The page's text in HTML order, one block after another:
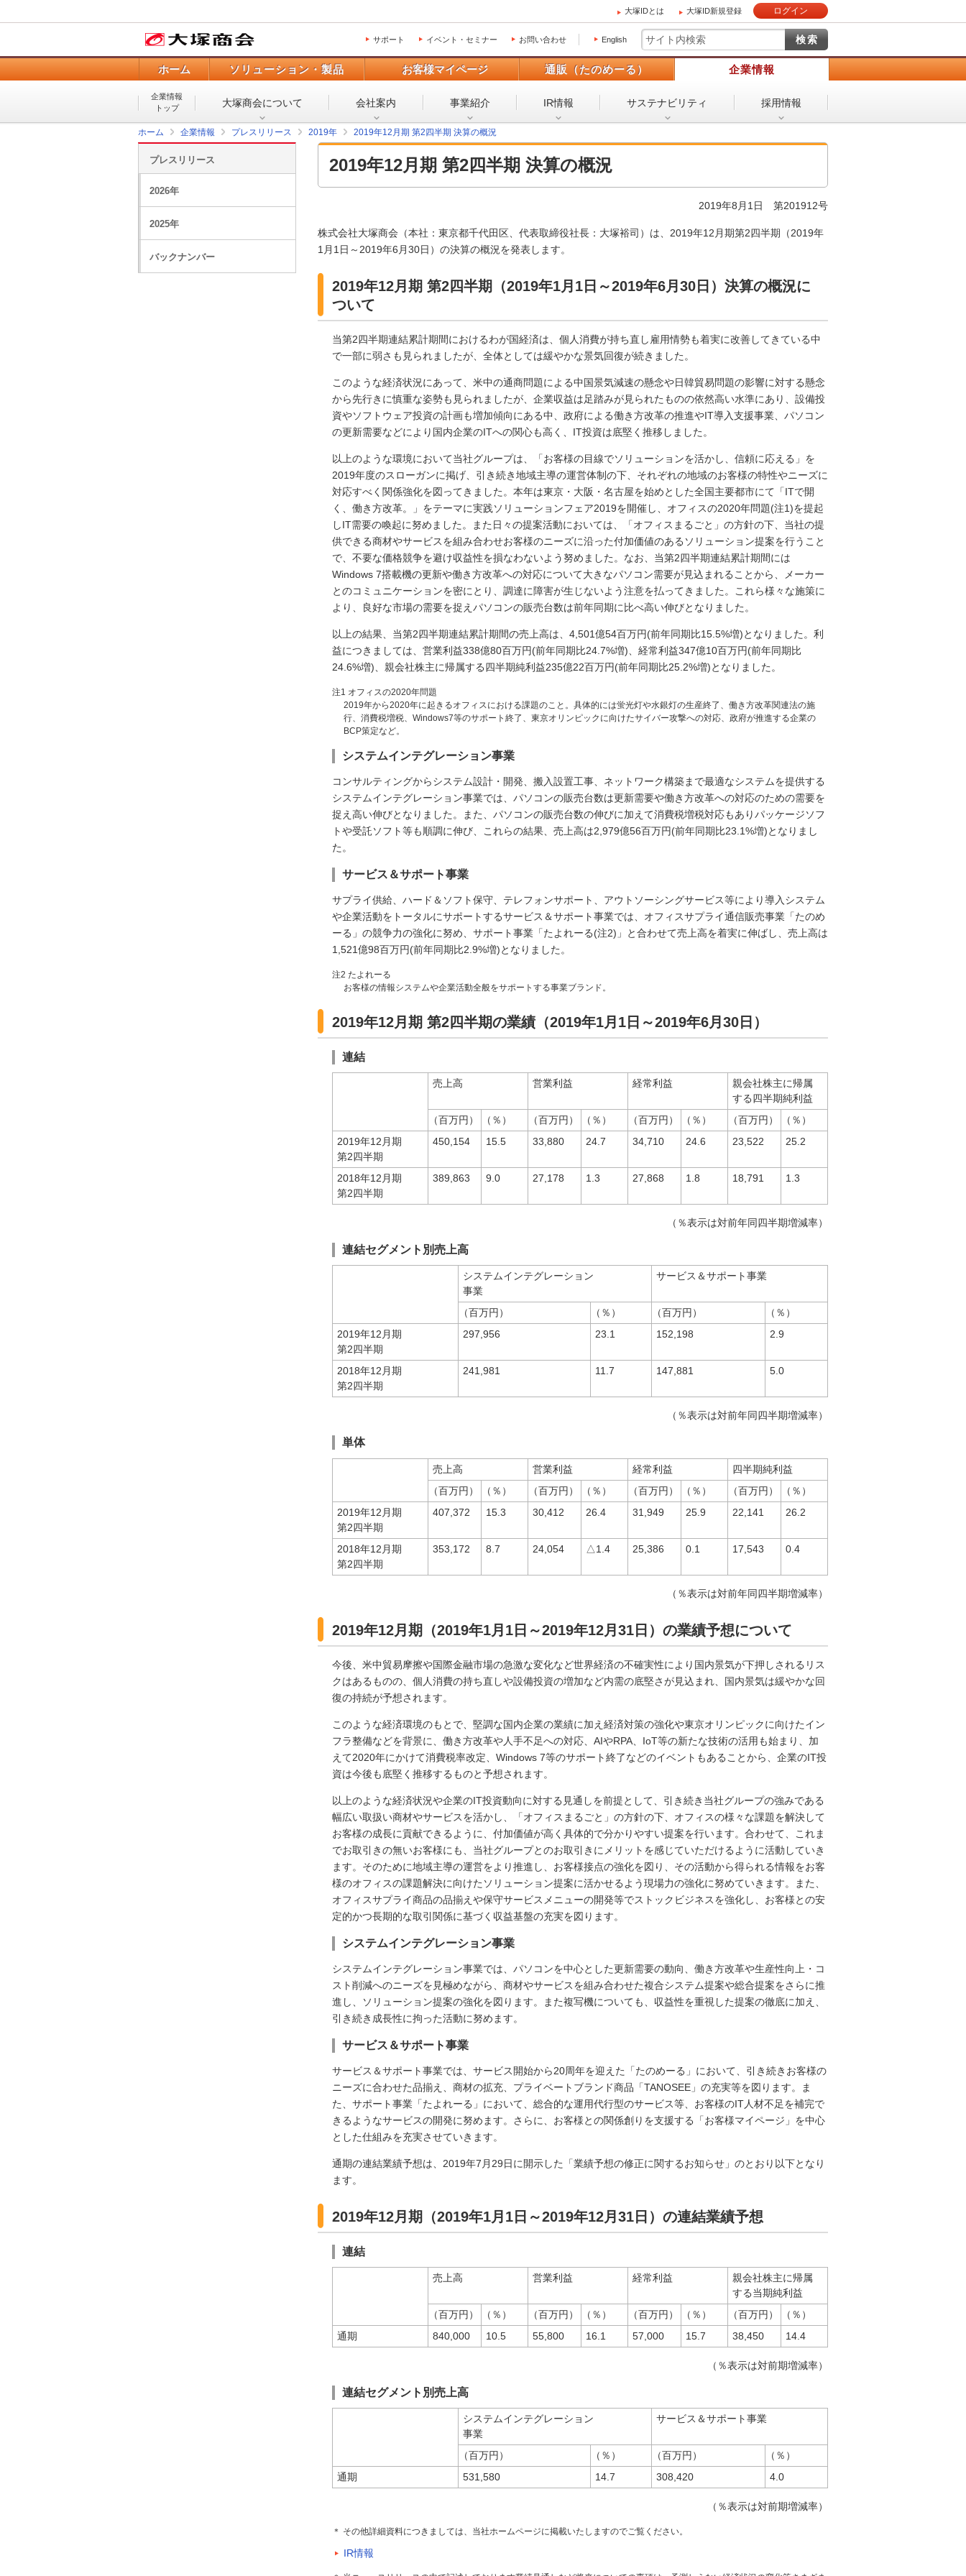
大塚IDとは 大塚ID新規登録 ログイン
サポート イベント・セミナー お問い合わせ English
ホーム ソリューション・製品 お客様マイページ 通販（たのめーる） 企業情報
企業情報
トップ
大塚商会について 会社案内 事業紹介 IR情報 サステナビリティ 採用情報
ホーム 企業情報 プレスリリース 2019年 2019年12月期 第2四半期 決算の概況
2019年12月期 第2四半期 決算の概況
2019年8月1日 第201912号
株式会社大塚商会（本社：東京都千代田区、代表取締役社長：大塚裕司）は、2019年12月期第2四半期（2019年
1月1日～2019年6月30日）の決算の概況を発表します。
2019年12月期 第2四半期（2019年1月1日～2019年6月30日）決算の概況に
ついて
当第2四半期連結累計期間におけるわが国経済は、個人消費が持ち直し雇用情勢も着実に改善してきている中
で一部に弱さも見られましたが、全体としては緩やかな景気回復が続きました。
このような経済状況にあって、米中の通商問題による中国景気減速の懸念や日韓貿易問題の影響に対する懸念
から先行きに慎重な姿勢も見られましたが、企業収益は足踏みが見られたものの依然高い水準にあり、設備投
資やソフトウェア投資の計画も増加傾向にある中、政府による働き方改革の推進やIT導入支援事業、パソコン
の更新需要などにより国内企業のITへの関心も高く、IT投資は底堅く推移しました。
以上のような環境において当社グループは、「お客様の目線でソリューションを活かし、信頼に応える」を
2019年度のスローガンに掲げ、引き続き地域主導の運営体制の下、それぞれの地域のお客様の特性やニーズに
対応すべく関係強化を図ってきました。本年は東京・大阪・名古屋を始めとした全国主要都市にて「ITで開
く、働き方改革。」をテーマに実践ソリューションフェア2019を開催し、オフィスの2020年問題(注1)を提起
しIT需要の喚起に努めました。また日々の提案活動においては、「オフィスまるごと」の方針の下、当社の提
供できる商材やサービスを組み合わせお客様のニーズに沿った付加価値のあるソリューション提案を行うこと
で、不要な価格競争を避け収益性を損なわないよう努めました。なお、当第2四半期連結累計期間には
Windows 7搭載機の更新や働き方改革への対応について大きなパソコン需要が見込まれることから、メーカー
とのコミュニケーションを密にとり、調達に障害が生じないよう注意を払ってきました。これら様々な施策に
より、良好な市場の需要を捉えパソコンの販売台数は前年同期に比べ高い伸びとなりました。
以上の結果、当第2四半期連結累計期間の売上高は、4,501億54百万円(前年同期比15.5%増)となりました。利
益につきましては、営業利益338億80百万円(前年同期比24.7%増)、経常利益347億10百万円(前年同期比
24.6%増)、親会社株主に帰属する四半期純利益235億22百万円(前年同期比25.2%増)となりました。
注1 オフィスの2020年問題
2019年から2020年に起きるオフィスにおける課題のこと。具体的には蛍光灯や水銀灯の生産終了、働き方改革関連法の施
行、消費税増税、Windows7等のサポート終了、東京オリンピックに向けたサイバー攻撃への対応、政府が推進する企業の
BCP策定など。
システムインテグレーション事業
コンサルティングからシステム設計・開発、搬入設置工事、ネットワーク構築まで最適なシステムを提供する
システムインテグレーション事業では、パソコンの販売台数は更新需要や働き方改革への対応のための需要を
捉え高い伸びとなりました。また、パソコンの販売台数の伸びに加えて消費税増税対応もありパッケージソフ
トや受託ソフト等も順調に伸び、これらの結果、売上高は2,979億56百万円(前年同期比23.1%増)となりまし
た。
サービス＆サポート事業
サプライ供給、ハード＆ソフト保守、テレフォンサポート、アウトソーシングサービス等により導入システム
や企業活動をトータルにサポートするサービス＆サポート事業では、オフィスサプライ通信販売事業「たのめ
ーる」の競争力の強化に努め、サポート事業「たよれーる(注2)」と合わせて売上高を着実に伸ばし、売上高は
1,521億98百万円(前年同期比2.9%増)となりました。
注2 たよれーる
お客様の情報システムや企業活動全般をサポートする事業ブランド。
2019年12月期 第2四半期の業績（2019年1月1日～2019年6月30日）
連結
売上高 営業利益 経常利益
親会社株主に帰属
する四半期純利益
（百万円）
（％） （百万円） （％） （百万円） （％） （百万円）
（％）
2019年12月期
第2四半期
450,154 15.5 33,880 24.7 34,710 24.6 23,522 25.2
2018年12月期
第2四半期
389,863 9.0 27,178 1.3 27,868 1.8 18,791 1.3
（％表示は対前年同四半期増減率）
連結セグメント別売上高
システムインテグレーション
事業
サービス＆サポート事業
（百万円） （％） （百万円）
（％）
2019年12月期
第2四半期
297,956 23.1 152,198 2.9
2018年12月期
第2四半期
241,981 11.7 147,881 5.0
（％表示は対前年同四半期増減率）
単体
売上高 営業利益 経常利益
四半期純利益
（百万円）
（％） （百万円） （％） （百万円） （％） （百万円）
（％）
2019年12月期
第2四半期
407,372 15.3 30,412 26.4 31,949 25.9 22,141 26.2
2018年12月期
第2四半期
353,172 8.7 24,054 △1.4 25,386 0.1 17,543 0.4
（％表示は対前年同四半期増減率）
2019年12月期（2019年1月1日～2019年12月31日）の業績予想について
今後、米中貿易摩擦や国際金融市場の急激な変化など世界経済の不確実性により国内景気が下押しされるリス
クはあるものの、個人消費の持ち直しや設備投資の増加など内需の底堅さが見込まれ、国内景気は緩やかな回
復の持続が予想されます。
このような経済環境のもとで、堅調な国内企業の業績に加え経済対策の強化や東京オリンピックに向けたイン
フラ整備などを背景に、働き方改革や人手不足への対応、AIやRPA、IoT等の新たな技術の活用も始まり、加
えて2020年にかけて消費税率改定、Windows 7等のサポート終了などのイベントもあることから、企業のIT投
資は今後も底堅く推移するものと予想されます。
以上のような経済状況や企業のIT投資動向に対する見通しを前提として、引き続き当社グループの強みである
幅広い取扱い商材やサービスを活かし、「オフィスまるごと」の方針の下、オフィスの様々な課題を解決して
お客様の成長に貢献できるように、付加価値が高く具体的で分かりやすい提案を行います。合わせて、これま
でお取引きの無いお客様にも、当社グループとのお取引きにメリットを感じていただけるように活動していき
ます。そのために地域主導の運営をより推進し、お客様接点の強化を図り、その活動から得られる情報をお客
様のオフィスの課題解決に向けたソリューション提案に活かせるよう現場力の強化に努めていきます。また、
オフィスサプライ商品の品揃えや保守サービスメニューの開発等でストックビジネスを強化し、お客様との安
定的かつ長期的な取引関係に基づく収益基盤の充実を図ります。
システムインテグレーション事業
システムインテグレーション事業では、パソコンを中心とした更新需要の動向、働き方改革や生産性向上・コ
スト削減へのニーズを見極めながら、商材やサービスを組み合わせた複合システム提案や総合提案をさらに推
進し、ソリューション提案の強化を図ります。また複写機についても、収益性を重視した提案の徹底に加え、
引き続き成長性に拘った活動に努めます。
サービス＆サポート事業
サービス＆サポート事業では、サービス開始から20周年を迎えた「たのめーる」において、引き続きお客様の
ニーズに合わせた品揃え、商材の拡充、プライベートブランド商品「TANOSEE」の充実等を図ります。ま
た、サポート事業「たよれーる」において、総合的な運用代行型のサービス等、お客様のIT人材不足を補完で
きるようなサービスの開発に努めます。さらに、お客様との関係創りを支援する「お客様マイページ」を中心
とした仕組みを充実させていきます。
通期の連結業績予想は、2019年7月29日に開示した「業績予想の修正に関するお知らせ」のとおり以下となり
ます。
2019年12月期（2019年1月1日～2019年12月31日）の連結業績予想
連結
売上高 営業利益 経常利益
親会社株主に帰属
する当期純利益
（百万円）
（％） （百万円） （％） （百万円） （％） （百万円）
（％）
通期
840,000 10.5 55,800 16.1 57,000 15.7 38,450 14.4
（％表示は対前期増減率）
連結セグメント別売上高
システムインテグレーション
事業
サービス＆サポート事業
（百万円） （％） （百万円）
（％）
通期
531,580 14.7 308,420 4.0
（％表示は対前期増減率）
＊ その他詳細資料につきましては、当社ホームページに掲載いたしますのでご覧ください。
IR情報
プレスリリース
2026年
2025年
バックナンバー